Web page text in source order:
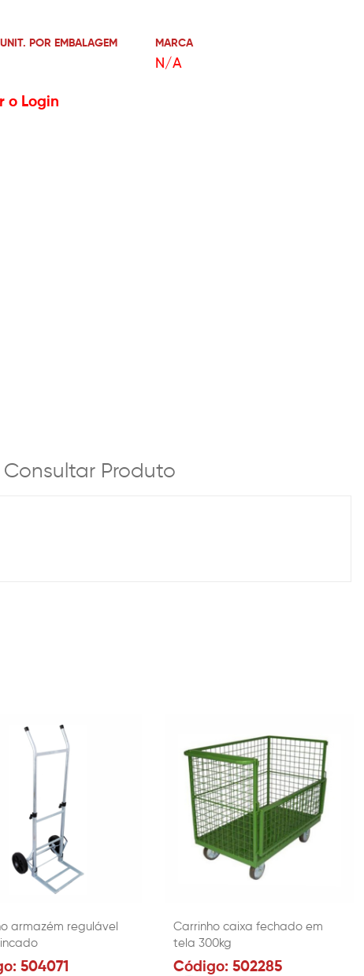
POR EMBALAGEM MARCA
N/A
o Login
Consultar Produto
armazém regulável
504071
Carrinho caixa fechado em
tela 300kg
Código: 502285